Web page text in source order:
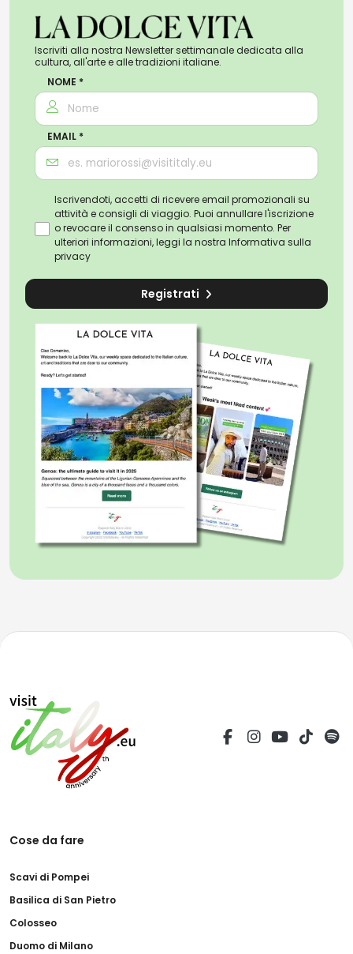
Iscriviti alla nostra Newsletter settimanale dedicata alla
cultura, all'arte e alle tradizioni italiane.
NOME *
EMAIL *
Iscrivendoti, accetti di ricevere email promozionali su
attività e consigli di viaggio. Puoi annullare l'iscrizione
o revocare il consenso in qualsiasi momento. Per
ulteriori informazioni, leggi la nostra Informativa sulla
privacy
Registrati
Cose da fare
Scavi di Pompei
Basilica di San Pietro
Colosseo
Duomo di Milano